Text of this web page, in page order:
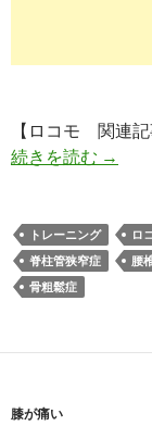
【ロコモ 関連記
続きを読む ロコ
→
トレーニング ロ
脊柱管狭窄症
腰
骨粗鬆症
膝が痛い